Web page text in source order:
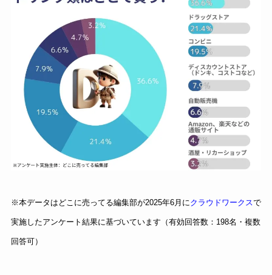
※本データはどこに売ってる編集部が2025年6月にクラウドワークスで
実施したアンケート結果に基づいています（有効回答数：198名・複数
回答可）